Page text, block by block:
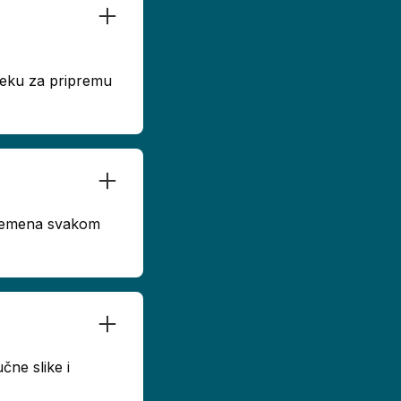
za pripremu
svakom
slike i